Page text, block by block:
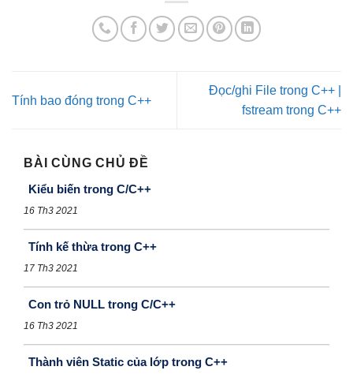
Tính bao đóng trong C++
Đọc/ghi File trong C++ |
fstream trong C++
BÀI CÙNG CHỦ ĐỀ
Kiểu biến trong C/C++
16 Th3 2021
Tính kế thừa trong C++
17 Th3 2021
Con trỏ NULL trong C/C++
16 Th3 2021
Thành viên Static của lớp trong C++